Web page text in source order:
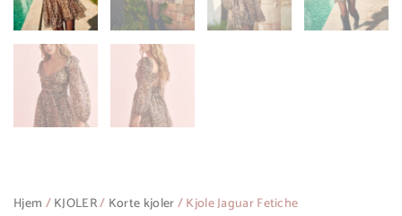
Hjem /KJOLER/ Korte kjoler/ Kjole Jaguar Fetiche